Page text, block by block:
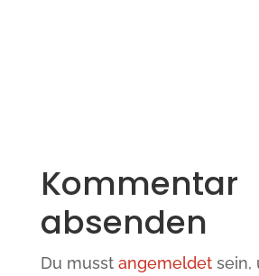
Kommentar
absenden
Du musst angemeldetsein,